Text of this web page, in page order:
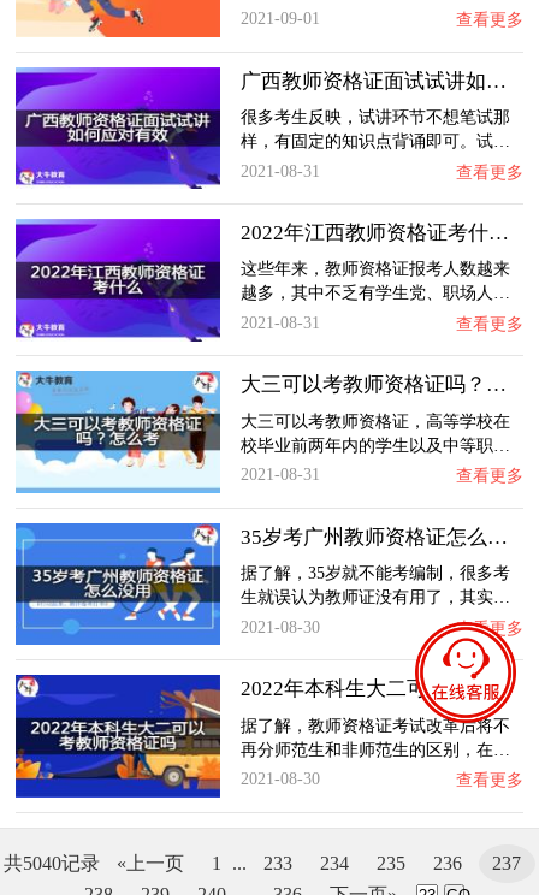
2021-09-01
查看更多
广西教师资格证面试试讲如何应对有效？
很多考生反映，试讲环节不想笔试那
样，有固定的知识点背诵即可。试…
2021-08-31
查看更多
2022年江西教师资格证考什么？
这些年来，教师资格证报考人数越来
越多，其中不乏有学生党、职场人…
2021-08-31
查看更多
大三可以考教师资格证吗？怎么考？
大三可以考教师资格证，高等学校在
校毕业前两年内的学生以及中等职…
2021-08-31
查看更多
35岁考广州教师资格证怎么没用？
据了解，35岁就不能考编制，很多考
生就误认为教师证没有用了，其实…
2021-08-30
查看更多
2022年本科生大二可以考教师资格证吗？
据了解，教师资格证考试改革后将不
再分师范生和非师范生的区别，在…
2021-08-30
查看更多
共5040记录 «上一页 1 ... 233 234 235 236
237